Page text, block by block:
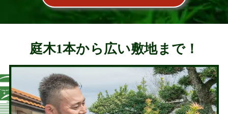
庭木1本から広い敷地まで！